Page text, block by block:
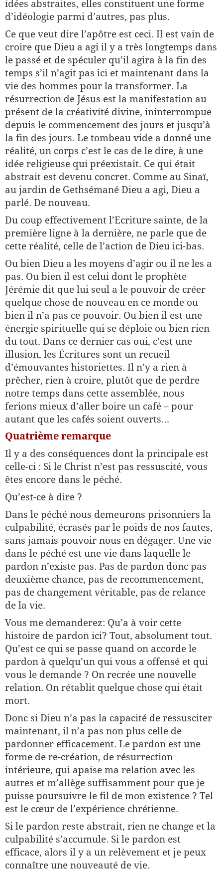
idées abstraites, elles constituent une forme
d’idéologie parmi d’autres, pas plus.
Ce que veut dire l’apôtre est ceci. Il est vain de
croire que Dieu a agi il y a très longtemps dans
le passé et de spéculer qu’il agira à la fin des
temps s’il n’agit pas ici et maintenant dans la
vie des hommes pour la transformer. La
résurrection de Jésus est la manifestation au
présent de la créativité divine, ininterrompue
depuis le commencement des jours et jusqu’à
la fin des jours. Le tombeau vide a donné une
réalité, un corps c’est le cas de le dire, à une
idée religieuse qui préexistait. Ce qui était
abstrait est devenu concret. Comme au Sinaï,
au jardin de Gethsémané Dieu a agi, Dieu a
parlé. De nouveau.
Du coup effectivement l’Ecriture sainte, de la
première ligne à la dernière, ne parle que de
cette réalité, celle de l’action de Dieu ici-bas.
Ou bien Dieu a les moyens d’agir ou il ne les a
pas. Ou bien il est celui dont le prophète
Jérémie dit que lui seul a le pouvoir de créer
quelque chose de nouveau en ce monde ou
bien il n’a pas ce pouvoir. Ou bien il est une
énergie spirituelle qui se déploie ou bien rien
du tout. Dans ce dernier cas oui, c’est une
illusion, les Écritures sont un recueil
d’émouvantes historiettes. Il n’y a rien à
prêcher, rien à croire, plutôt que de perdre
notre temps dans cette assemblée, nous
ferions mieux d’aller boire un café – pour
autant que les cafés soient ouverts…
Quatrième remarque
Il y a des conséquences dont la principale est
celle-ci : Si le Christ n’est pas ressuscité, vous
êtes encore dans le péché.
Qu’est-ce à dire ?
Dans le péché nous demeurons prisonniers la
culpabilité, écrasés par le poids de nos fautes,
sans jamais pouvoir nous en dégager. Une vie
dans le péché est une vie dans laquelle le
pardon n’existe pas. Pas de pardon donc pas
deuxième chance, pas de recommencement,
pas de changement véritable, pas de relance
de la vie.
Vous me demanderez: Qu’a à voir cette
histoire de pardon ici? Tout, absolument tout.
Qu’est ce qui se passe quand on accorde le
pardon à quelqu’un qui vous a offensé et qui
vous le demande ? On recrée une nouvelle
relation. On rétablit quelque chose qui était
mort.
Donc si Dieu n’a pas la capacité de ressusciter
maintenant, il n’a pas non plus celle de
pardonner efficacement. Le pardon est une
forme de re-création, de résurrection
intérieure, qui apaise ma relation avec les
autres et m’allège suffisamment pour que je
puisse poursuivre le fil de mon existence ? Tel
est le cœur de l’expérience chrétienne.
Si le pardon reste abstrait, rien ne change et la
culpabilité s’accumule. Si le pardon est
efficace, alors il y a un relèvement et je peux
connaître une nouveauté de vie.